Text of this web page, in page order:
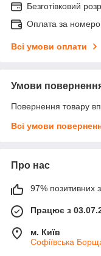
Безготівковий
Оплата за
Всі умови оплати
Умови
Повернення товару
Всі умови
Про нас
97% позитивних з
Працює з
м. Київ
Софіївська